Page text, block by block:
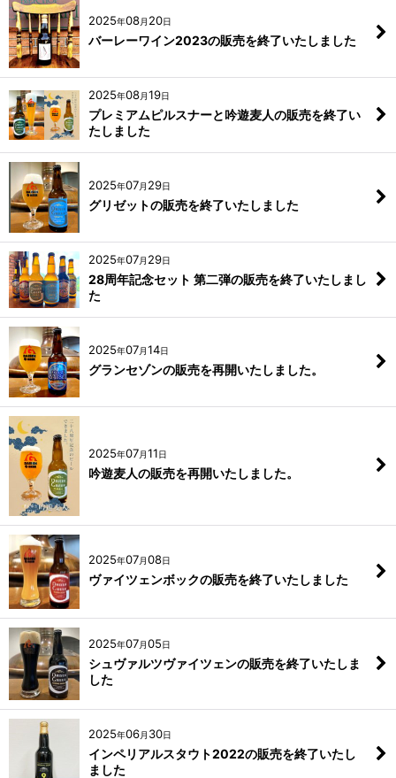
2025年08月 20日
バーレーワイン2023の販売を終了いたしました
2025年08月19日
プレミアムピルスナーと吟遊麦人の販売を終了い
たしました
2025年07月 29日
グリゼットの販売を終了いたしました
2025年07月 29日
28周年記念セット 第二弾の販売を終了いたしまし
た
2025年07月14日
グランセゾンの販売を再開いたしました。
2025年07月11日
吟遊麦人の販売を再開いたしました。
2025年07月08日
ヴァイツェンボックの販売を終了いたしました
2025年07月05日
シュヴァルツヴァイツェンの販売を終了いたしま
した
2025年06月 30日
インペリアルスタウト2022の販売を終了いたし
ました